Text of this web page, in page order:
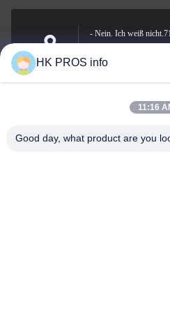
Anschrift
- Nein. Ich weiß
Yanjiao, Sanhe, Provinz
E-Mail-Adresse
info@chppros.com
HK PROS info
11:16
Good day, what product are you